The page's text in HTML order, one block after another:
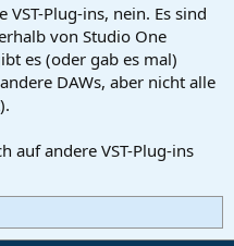
Plug-ins, nein. Es sind
von Studio One
es (oder gab es mal)
DAWs, aber nicht alle
auf andere VST-Plug-ins